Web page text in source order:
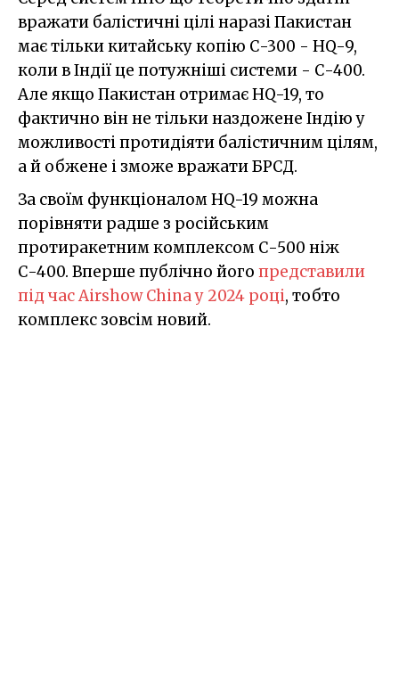
вражати балістичні цілі наразі Пакистан
має тільки китайську копію С-300 - HQ-9,
коли в Індії це потужніші системи - С-400.
Але якщо Пакистан отримає HQ-19, то
фактично він не тільки наздожене Індію у
можливості протидіяти балістичним цілям,
а й обжене і зможе вражати БРСД.
За своїм функціоналом HQ-19 можна
порівняти радше з російським
протиракетним комплексом С-500 ніж
С-400. Вперше публічно його представили
під час Airshow China у 2024 році, тобто
комплекс зовсім новий.